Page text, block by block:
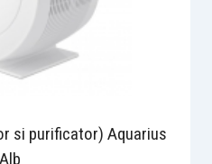
si purificator) Aquarius
Alb